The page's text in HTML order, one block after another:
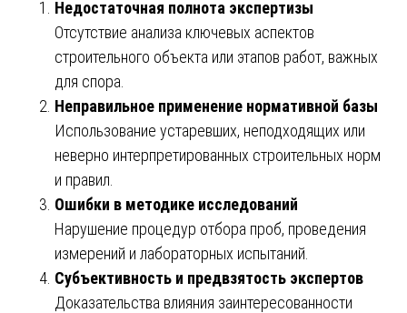
Недостаточная полнота экспертизы
Отсутствие анализа ключевых аспектов
строительного объекта или этапов работ, важных
для спора.
Неправильное применение нормативной базы
Использование устаревших, неподходящих или
неверно интерпретированных строительных норм
и правил.
Ошибки в методике исследований
Нарушение процедур отбора проб, проведения
измерений и лабораторных испытаний.
Субъективность и предвзятость экспертов
Доказательства влияния заинтересованности